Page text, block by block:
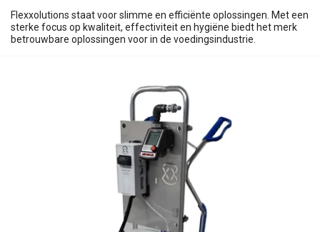
Flexxolutions staat voor slimme en efficiënte oplossingen. Met een
sterke focus op kwaliteit, effectiviteit en hygiëne biedt het merk
betrouwbare oplossingen voor in de voedingsindustrie.